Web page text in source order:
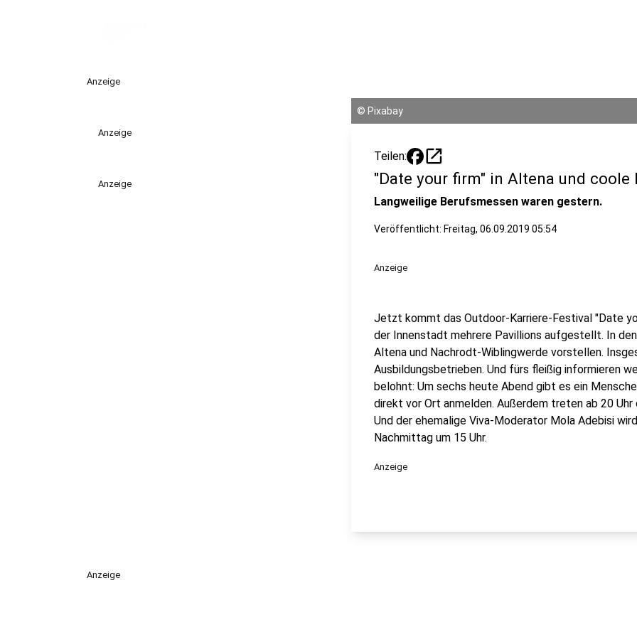
Anzeige
Anzeige
Anzeige
© Pixabay
Teilen: open_in_new
"Date your firm" in Altena und coole
Langweilige Berufsmessen waren gestern.
Veröffentlicht: Freitag, 06.09.2019 05:54
Anzeige
Jetzt kommt das Outdoor-Karriere-Festival "Date
der Innenstadt mehrere Pavillions aufgestellt. In
Altena und Nachrodt-Wiblingwerde vorstellen.
Ausbildungsbetrieben. Und fürs fleißig informieren
belohnt: Um sechs heute Abend gibt es ein
direkt vor Ort anmelden. Außerdem treten ab 20 Uhr
Und der ehemalige Viva-Moderator Mola Adebisi
Nachmittag um 15 Uhr.
Anzeige
Anzeige